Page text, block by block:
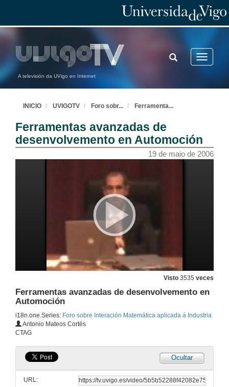
A televisión da UVigo en Internet
Toggle
TOGGLE
SEARCH
INICIO UVIGOTV Foro sobr... Ferramenta...
Ferramentas avanzadas de
desenvolvemento en Automoción
19 de maio de 2006
Visto 3535 veces
Ferramentas avanzadas de desenvolvemento en
Automoción
i18n.one.Series: Foro sobre Interación Matemática aplicada á Industria
Antonio Mateos Cortés
CTAG
Ocultar
URL: 19 de maio de 2006